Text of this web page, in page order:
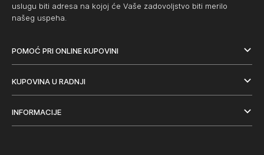
uslugu biti adresa na kojoj će Vaše zadovoljstvo biti merilo
našeg uspeha.
POMOĆ PRI ONLINE KUPOVINI
KUPOVINA U RADNJI
INFORMACIJE